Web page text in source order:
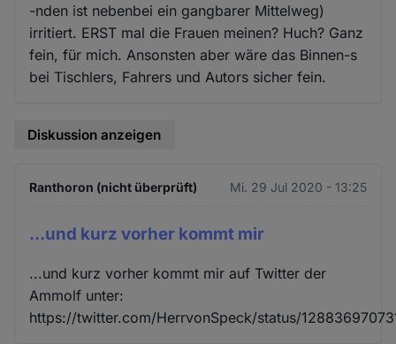
-nden ist nebenbei ein gangbarer Mittelweg)
irritiert. ERST mal die Frauen meinen? Huch? Ganz
fein, für mich. Ansonsten aber wäre das Binnen-s
bei Tischlers, Fahrers und Autors sicher fein.
Diskussion anzeigen
Ranthoron (nicht überprüft) Mi. 29 Jul 2020 - 13:25
...und kurz vorher kommt mir
...und kurz vorher kommt mir auf Twitter der
Ammolf unter:
https://twitter.com/HerrvonSpeck/status/